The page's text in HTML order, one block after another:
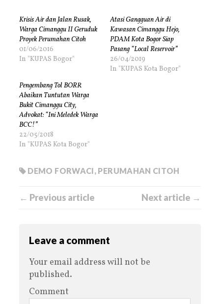
Krisis Air dan Jalan Rusak,
Warga Cimanggu II Geruduk
Proyek Perumahan Citoh
01/06/2016
In "KUPAS Bogor"
Atasi Gangguan Air di
Kawasan Cimanggu Hejo,
PDAM Kota Bogor Siap
Pasang “Local Reservoir”
26/04/2019
In "KUPAS Kota Bogor"
Pengembang Tol BORR
Abaikan Tuntutan Warga
Bukit Cimanggu City,
Advokat: “Ini Meledek Warga
BCC!”
22/05/2018
In "KUPAS Kota Bogor"
DEMO FORWACI, PERUMAHAN CITOH
← Previous article Next article →
Leave a comment
Your email address will not be
published.
Comment